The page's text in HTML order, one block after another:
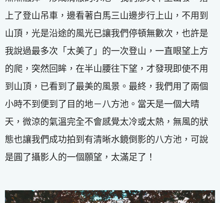
上了登山吊車，邊看著白馬三山邊步行上山，不用到
山頂，光是沿途的風光已讓我們停頓無數次，也許是
我說過最多次「太美了」的一次登山，一直眼望上方
的爬，突然回眸，在半山腰往下望，才發現即使不用
到山頂，已看到了最美的風景。最終，我們用了兩個
小時不到便到了目的地－八方池。當天是一個大晴
天，微涼的氣溫完全不會感覺太冷或太熱，無風的狀
態也讓我們成功拍到有清晰水鏡倒影的八方池，可說
是圓了攝影人的一個願望，太滿足了！